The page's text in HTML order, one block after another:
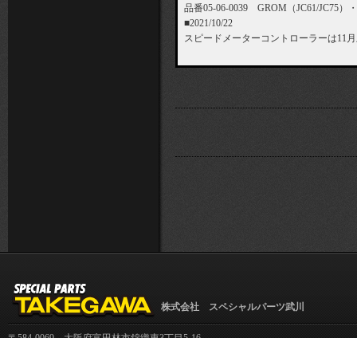
品番05-06-0039 GROM（JC61/JC75）
■2021/10/22
スピードメーターコントローラーは11
株式会社 スペシャルパーツ武川